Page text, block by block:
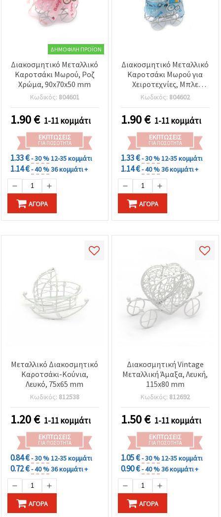
ΔΗΜΟΦΙΛΉ ΠΡΟΪΌΝ
Διακοσμητικό Μεταλλικό
Καροτσάκι Μωρού, Ροζ
Χρώμα, 90x70x50 mm
Κωδικός: 804601
1.90€ 1-11 κομμάτι
ΕΚΠΤΏΣΕΙΣ
ΓΙΑ ΠΟΣΌΤΗΤΑ
1.33 €- 30 %12-35 κομμάτι
1.14 €- 40 %36 κομμάτι +
ΑΓΟΡΆ
Διακοσμητικό Μεταλλικό
Καροτσάκι Μωρού για
Χειροτεχνίες, Μπλε
Χρώμα, 90x70x50 mm
Κωδικός: 804602
1.90€ 1-11 κομμάτι
ΕΚΠΤΏΣΕΙΣ
ΓΙΑ ΠΟΣΌΤΗΤΑ
1.33 €- 30 %12-35 κομμάτι
1.14 €- 40 %36 κομμάτι +
ΑΓΟΡΆ
Μεταλλικό Διακοσμητικό
Καροτσάκι-Κούνια,
Λευκό, 75x65 mm
Κωδικός: 812538
1.20€ 1-11 κομμάτι
ΕΚΠΤΏΣΕΙΣ
ΓΙΑ ΠΟΣΌΤΗΤΑ
0.84 €- 30 %12-35 κομμάτι
0.72 €- 40 %36 κομμάτι +
ΑΓΟΡΆ
Διακοσμητική Vintage
Μεταλλική Άμαξα, Λευκή,
115x80 mm
Κωδικός: 812692
1.50€ 1-11 κομμάτι
ΕΚΠΤΏΣΕΙΣ
ΓΙΑ ΠΟΣΌΤΗΤΑ
1.05 €- 30 %12-35 κομμάτι
0.90 €- 40 %36 κομμάτι +
ΑΓΟΡΆ